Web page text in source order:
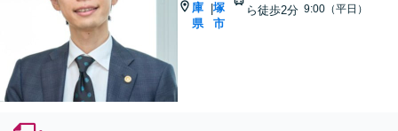
庫
県
|塚
市
ら徒歩2分 9:00（平日）